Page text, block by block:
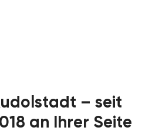
– seit
an Ihrer Seite